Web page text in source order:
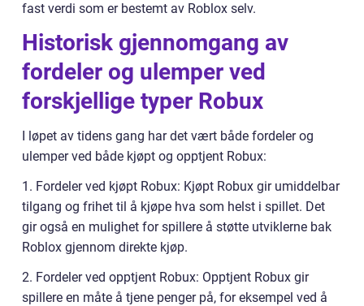
fast verdi som er bestemt av Roblox selv.
Historisk gjennomgang av
fordeler og ulemper ved
forskjellige typer Robux
I løpet av tidens gang har det vært både fordeler og
ulemper ved både kjøpt og opptjent Robux:
1. Fordeler ved kjøpt Robux: Kjøpt Robux gir umiddelbar
tilgang og frihet til å kjøpe hva som helst i spillet. Det
gir også en mulighet for spillere å støtte utviklerne bak
Roblox gjennom direkte kjøp.
2. Fordeler ved opptjent Robux: Opptjent Robux gir
spillere en måte å tjene penger på, for eksempel ved å